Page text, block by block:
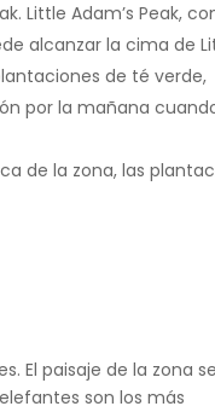
Adam’s Peak, con
alcanzar la cima de
de té verde,
por la mañana
de la zona, las
El paisaje de la zona
son los más